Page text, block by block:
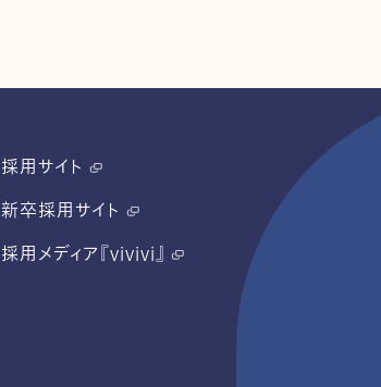
採用サイト
新卒採用サイト
採用メディア『vivivi』